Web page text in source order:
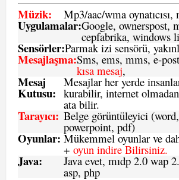
Müzik: Mp3/aac/wma
Uygulamalar:Google, ownerspost,
cepfabrika, windows
Sensörler:Parmak izi sensörü,
Mesajlaşma:Sms, ems, mms, e-
kısa mesaj,
Mesaj
Kutusu:
Mesajlar her yerde
kurabilir, internet
ata bilir.
Tarayıcı: Belge görüntüleyici
powerpoint, pdf)
Oyunlar: Mükemmel oyunlar ve
+ oyun indire Bilirsiniz.
Java: Java evet, mıdp 2.0 wap
asp, php